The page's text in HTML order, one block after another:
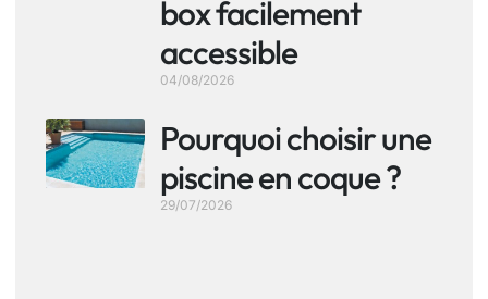
box facilement
accessible
04/08/2026
Pourquoi choisir une
piscine en coque ?
29/07/2026